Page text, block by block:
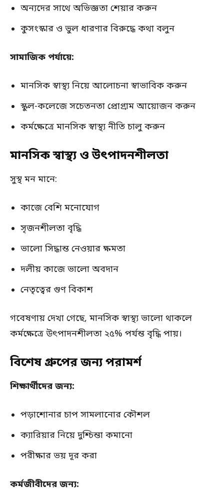
অন্যদের সাথে অভিজ্ঞতা শেয়ার করুন
কুসংস্কার ও ভুল ধারণার বিরুদ্ধে কথা বলুন
সামাজিক পর্যায়ে:
মানসিক স্বাস্থ্য নিয়ে আলোচনা স্বাভাবিক করুন
স্কুল-কলেজে সচেতনতা প্রোগ্রাম আয়োজন করুন
কর্মক্ষেত্রে মানসিক স্বাস্থ্য নীতি চালু করুন
মানসিক স্বাস্থ্য ও উৎপাদনশীলতা
সুস্থ মন মানে:
কাজে বেশি মনোযোগ
সৃজনশীলতা বৃদ্ধি
ভালো সিদ্ধান্ত নেওয়ার ক্ষমতা
দলীয় কাজে ভালো অবদান
নেতৃত্বের গুণ বিকাশ
গবেষণায় দেখা গেছে, মানসিক স্বাস্থ্য ভালো থাকলে
কর্মক্ষেত্রে উৎপাদনশীলতা ২৫% পর্যন্ত বৃদ্ধি পায়।
বিশেষ গ্রুপের জন্য পরামর্শ
শিক্ষার্থীদের জন্য:
পড়াশোনার চাপ সামলানোর কৌশল
ক্যারিয়ার নিয়ে দুশ্চিন্তা কমানো
পরীক্ষার ভয় দূর করা
কর্মজীবীদের জন্য: